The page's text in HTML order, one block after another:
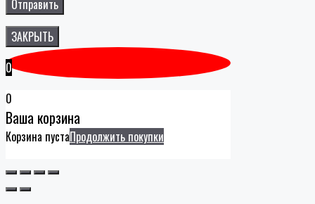
ЗАКРЫТЬ
0
0
Ваша корзина
Корзина пустаПродолжить покупки